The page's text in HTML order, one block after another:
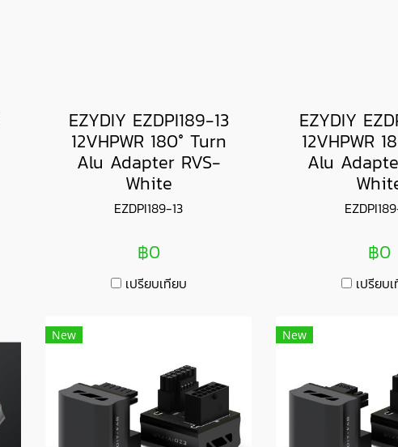
EZYDIY EZDPI189-13
12VHPWR 180° Turn
Alu Adapter RVS-
White
EZDPI189-13
฿0
เปรียบเทียบ
EZYDIY
12VHPWR
Alu
฿0
เปรียบ
New New